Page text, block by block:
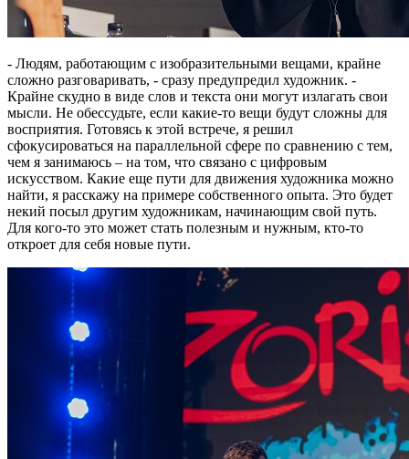
- Людям, работающим с изобразительными вещами, крайне
сложно разговаривать, - сразу предупредил художник. -
Крайне скудно в виде слов и текста они могут излагать свои
мысли. Не обессудьте, если какие-то вещи будут сложны для
восприятия. Готовясь к этой встрече, я решил
сфокусироваться на параллельной сфере по сравнению с тем,
чем я занимаюсь – на том, что связано с цифровым
искусством. Какие еще пути для движения художника можно
найти, я расскажу на примере собственного опыта. Это будет
некий посыл другим художникам, начинающим свой путь.
Для кого-то это может стать полезным и нужным, кто-то
откроет для себя новые пути.